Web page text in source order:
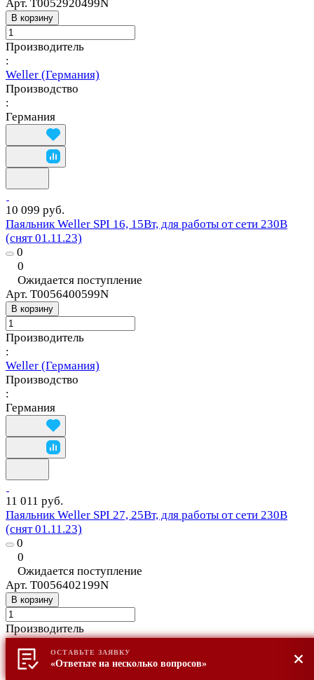
Арт. T0052920499N
В корзину
Производитель
:
Weller (Германия)
Производство
:
Германия
10 099 руб.
Паяльник Weller SPI 16, 15Вт, для работы от сети 230В
(снят 01.11.23)
0
0
Ожидается поступление
Арт. T0056400599N
В корзину
Производитель
:
Weller (Германия)
Производство
:
Германия
11 011 руб.
Паяльник Weller SPI 27, 25Вт, для работы от сети 230В
(снят 01.11.23)
0
0
Ожидается поступление
Арт. T0056402199N
В корзину
Производитель
:
Weller (Германия)
Производство
ОСТАВЬТЕ ЗАЯВКУ
«Ответьте на несколько вопросов»